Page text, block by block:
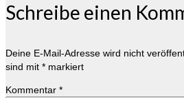
Schreibe einen
Deine E-Mail-Adresse wird nicht
sind mit * markiert
Kommentar *